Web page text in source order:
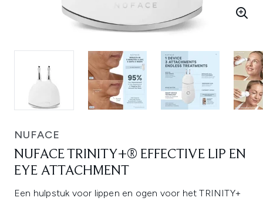
NUFACE
NUFACE TRINITY+® EFFECTIVE LIP EN
EYE ATTACHMENT
Een hulpstuk voor lippen en ogen voor het TRINITY+